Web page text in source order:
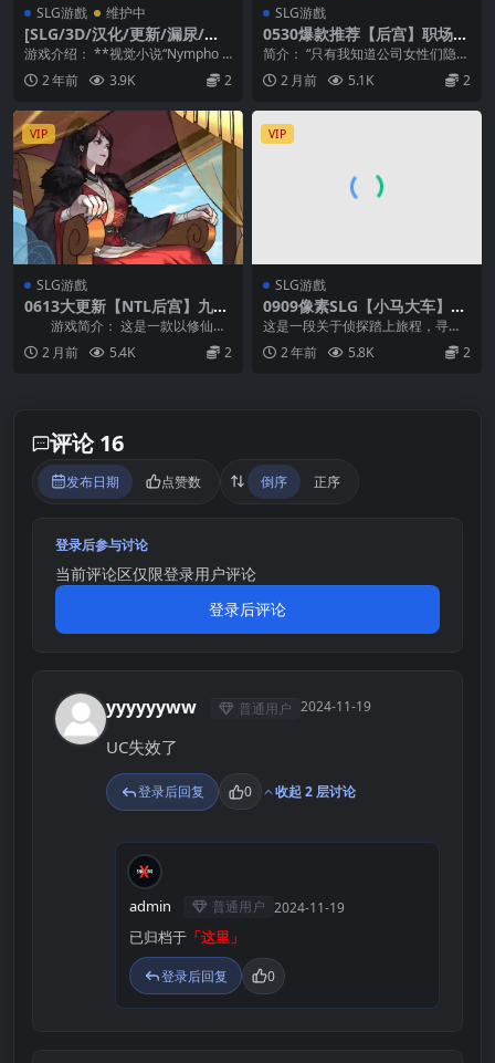
SLG游戲 维护中
[SLG/3D/汉化/更新/漏尿/舔
阴]花痴驯兽师/仙凤驯兽师/睡
莲驯兽师【安卓直装+pc】
游戏介绍： **视觉小说“Nympho T
amer”将带您踏上腐败，诱惑和羞
辱的...2 年前 3.9K 2
SLG游戲
0530爆款推荐【后宫】职场的
30天 ~ 30 Days of Work +存
档【官中无码】
简介： “只有我知道公司女性们隐藏
的一面。” 这是一款结合办公室日常
模拟 × 多...
2 月前 5.1K 2
VIP
SLG游戲
0613大更新【NTL后宫】九界
之上 Above The Immortalit
y Realm Ver0.50p【官中无
码】
游戏简介： 这是一款以修仙世
界为背景的 NTR 主题成人游戏。 ...
2 月前 5.4K 2
VIP
SLG游戲
0909像素SLG【小马大车】正
太侦探多伊尔的调查 ドイルの
シラベ Ver0.1.5.1 【解谜寻物
+机翻】
这是一段关于侦探踏上旅程，寻找
神秘宝物以寻找失踪父母的故事。
主人公回到父母的故...
2 年前 5.8K 2
评论 16
发布日期 点赞数 倒序 正序
登录后参与讨论
当前评论区仅限登录用户评论
登录后评论
Y yyyyyyww 普通用户 2024-11-19
UC失效了
登录后回复 0 收起 2 层讨论
A
admin 普通用户 2024-11-19
已归档于 「这里」
登录后回复 0